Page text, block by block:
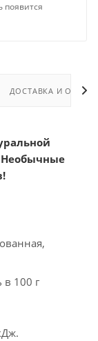
ДОСТАВКА И
Необычные
в 100 г